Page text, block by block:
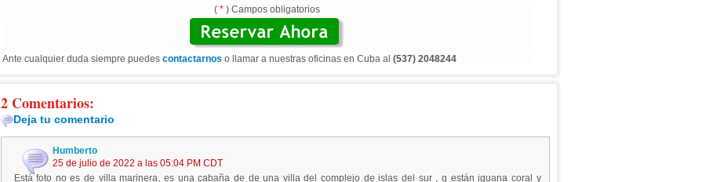
( * ) Campos obligatorios
Ante cualquier duda siempre puedes contactarnos o llamar a nuestras oficinas en Cuba al (537) 2048244
2 Comentarios:
Deja tu comentario
Humberto
25 de julio de 2022 a las 05:04 PM CDT
Está foto no es de villa marinera, es una cabaña de de una villa del complejo de islas del sur , q están iguana coral y